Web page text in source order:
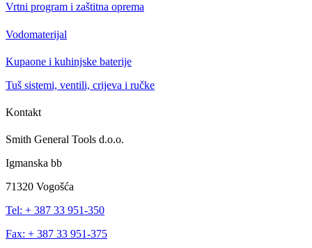
Vrtni program i zaštitna oprema
Vodomaterijal
Kupaone i kuhinjske baterije
Tuš sistemi, ventili, crijeva i ručke
Kontakt
Smith General Tools d.o.o.
Igmanska bb
71320 Vogošća
Tel: + 387 33 951-350
Fax: + 387 33 951-375